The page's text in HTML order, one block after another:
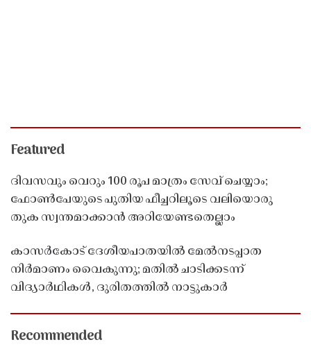
Featured
ദിവസവും വെറും 100 രൂപ മാത്രം സേവ് ചെയ്യാം;
ഫോൺപേയുടെ പുതിയ ഫീച്ചറിലൂടെ വലിയൊരു
തുക സ്വന്തമാക്കാൻ അറിയേണ്ടതെല്ലാം
കാസർകോട് ദേശീയപാതയിൽ മേൽനടപ്പാത
നിർമാണം വൈകുന്നു; മതിൽ ചാടിക്കടന്ന്
വിദ്യാർഥികൾ, ദുരിതത്തിൽ നാട്ടുകാർ
Recommended